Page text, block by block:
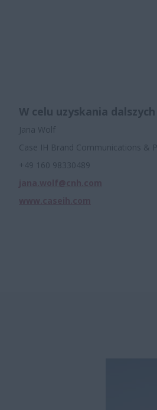
W celu uzyskania
Jana Wolf
Case IH Brand Communications &
+49 160 98330489